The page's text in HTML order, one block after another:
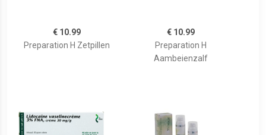
€ 10.99
Preparation H Zetpillen
€ 10.99
Preparation H
Aambeienzalf